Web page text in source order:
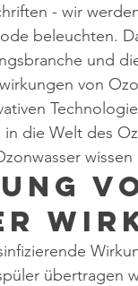
- wir
beleuchten.
und
von
die Welt des
wissen
übertragen